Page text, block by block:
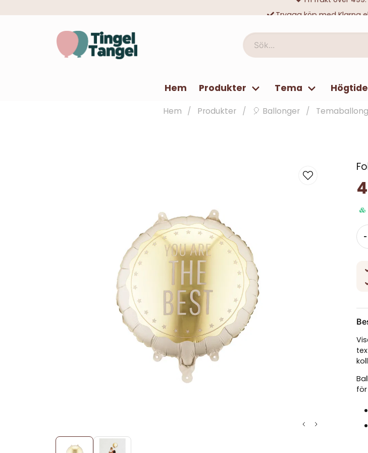
Sök...
Hem Produkter Tema
Hem Produkter 🎈 Ballonger
-